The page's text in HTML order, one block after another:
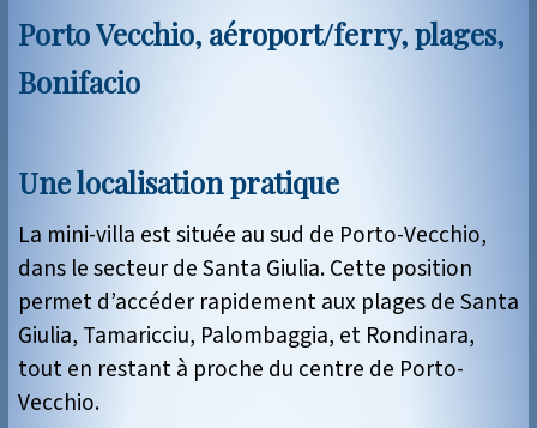
Porto Vecchio, aéroport/ferry, plages,
Bonifacio
Une localisation pratique
La mini-villa est située au sud de Porto-Vecchio,
dans le secteur de Santa Giulia. Cette position
permet d’accéder rapidement aux plages de Santa
Giulia, Tamaricciu, Palombaggia, et Rondinara,
tout en restant à proche du centre de Porto-
Vecchio.